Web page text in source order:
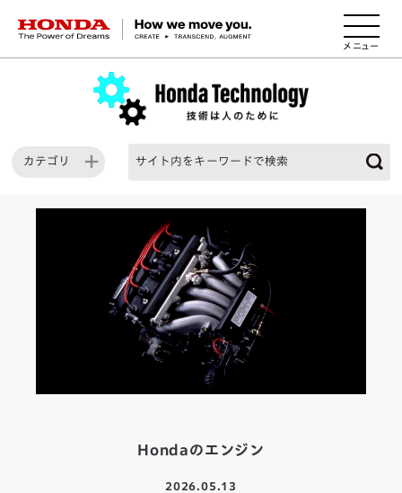
HONDA The Power of Dreams
カテゴリ
Hondaのエンジン
2026.05.13